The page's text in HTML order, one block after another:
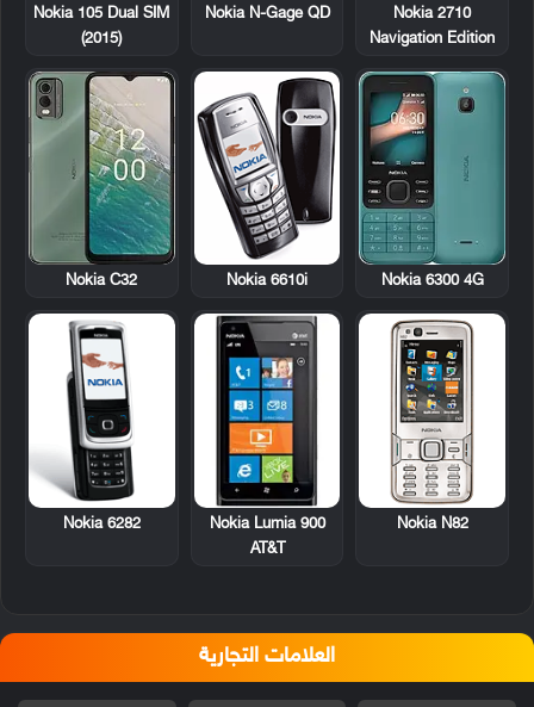
Nokia 2710
Navigation Edition
Nokia N-Gage QD
Nokia 105 Dual SIM
(2015)
Nokia 6300 4G
Nokia 6610i
Nokia C32
Nokia N82
Nokia Lumia 900
AT&T
Nokia 6282
العلامات التجارية